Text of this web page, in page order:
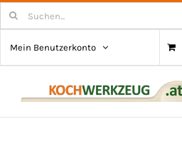
Zum
Inhalt
springen
Suchen
nach:
Mein Benutzerkonto